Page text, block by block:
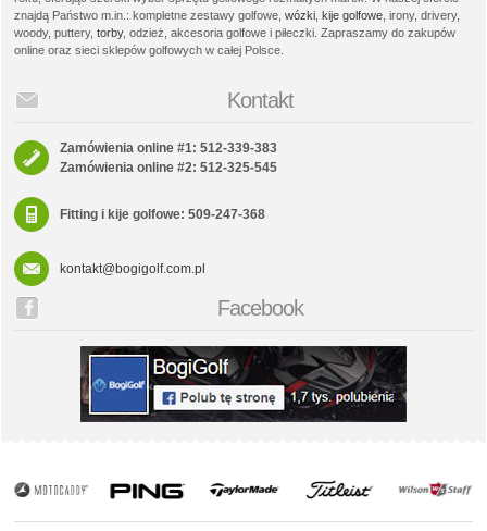
znajdą Państwo m.in.: kompletne zestawy golfowe, wózki kije golfowe , irony, drivery,
woody, puttery, torby, odzież, akcesoria golfowe i piłeczki. Zapraszamy do zakupów
online oraz sieci sklepów golfowych w całej Polsce.
Kontakt
Zamówienia online #1: 512-339-383
Zamówienia online #2: 512-325-545
Fitting i kije golfowe: 509-247-368
kontakt@bogigolf.com.pl
Facebook